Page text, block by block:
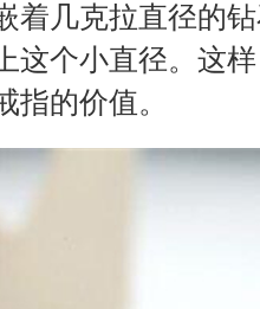
着几克拉直径的
这个小直径。这
指的价值。